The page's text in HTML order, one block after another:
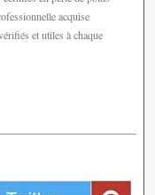
acquise
et utiles à chaque